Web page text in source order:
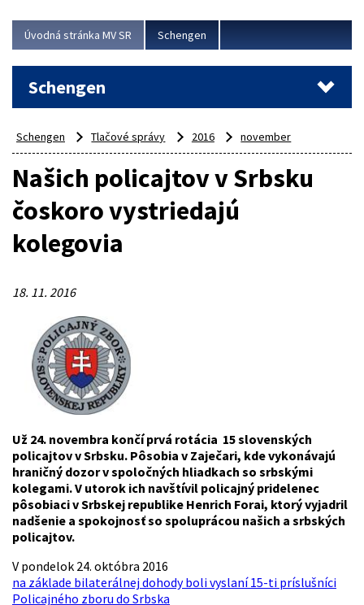
demonštrovať pripravenosť Slovenska na možné...
Úvodná stránka MV SR Schengen
Schengen
Schengen Tlačové správy 2016 november
Našich policajtov v Srbsku
čoskoro vystriedajú
kolegovia
18. 11. 2016
Už 24. novembra končí prvá rotácia 15 slovenských
policajtov v Srbsku. Pôsobia v Zaječari, kde vykonávajú
hraničný dozor v spoločných hliadkach so srbskými
kolegami. V utorok ich navštívil policajný pridelenec
pôsobiaci v Srbskej republike Henrich Forai, ktorý vyjadril
nadšenie a spokojnosť so spoluprácou našich a srbských
policajtov.
V pondelok 24. októbra 2016
na základe bilaterálnej dohody boli vyslaní 15-ti príslušníci
Policajného zboru do Srbska